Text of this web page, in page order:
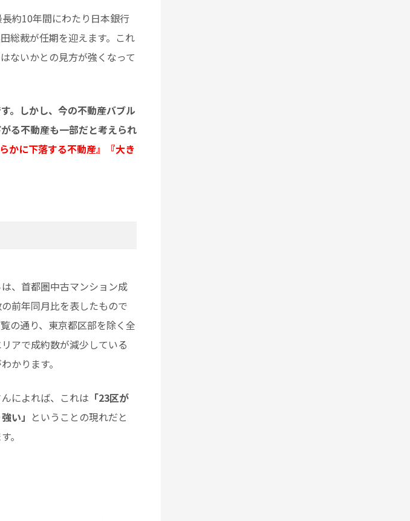
約10年間にわたり日本銀行
総裁が任期を迎えます。これ
ないかとの見方が強くなって
。しかし、今の不動産バブル
る不動産も一部だと考えられ
かに下落する不動産』『大き
は、首都圏中古マンション成
前年同月比を表したもので
の通り、東京都区部を除く全
アで成約数が減少している
かります。
によれば、これは 「23区が
い」 ということの現れだと
。